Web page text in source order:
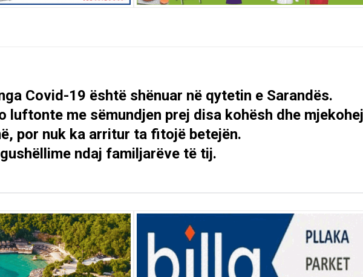
Covid-19 është shënuar në qytetin e Sarandës.
luftonte me sëmundjen prej disa kohësh dhe
por nuk ka arritur ta fitojë betejën.
ndaj familjarëve të tij.